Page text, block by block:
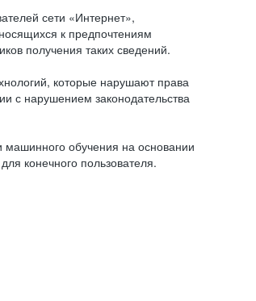
сети «Интернет»,
к предпочтениям
получения таких сведений.
которые нарушают права
с нарушением законодательства
обучения на основании
конечного пользователя.